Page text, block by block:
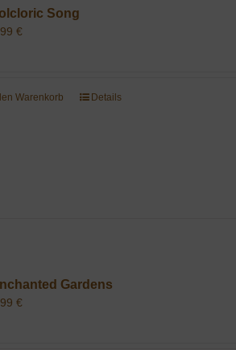
Song
€
Warenkorb Details
Gardens
€